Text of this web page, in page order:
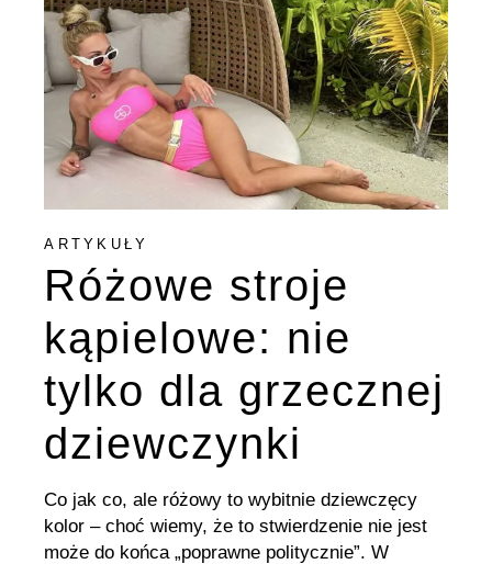
ARTYKUŁY
Różowe stroje
kąpielowe: nie
tylko dla grzecznej
dziewczynki
Co jak co, ale różowy to wybitnie dziewczęcy
kolor – choć wiemy, że to stwierdzenie nie jest
może do końca „poprawne politycznie”. W